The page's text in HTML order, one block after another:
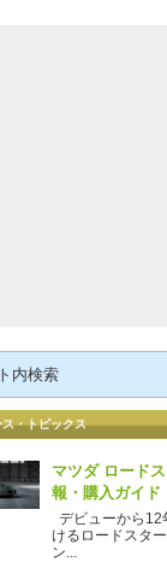
ス・トピックス
マツダ ロード
報・購入ガイ
デビューから12
けるロードスタ
ン...